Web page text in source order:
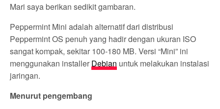
Mari saya berikan sedikit gambaran.
Peppermint Mini adalah alternatif dari distribusi
Peppermint OS penuh yang hadir dengan ukuran ISO
sangat kompak, sekitar 100-180 MB. Versi “Mini” ini
menggunakan installer Debian untuk melakukan instalasi
jaringan.
Menurut pengembang